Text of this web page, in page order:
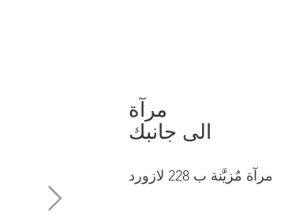
مرآة
الى جانبك
مرآة مُزيَّنة ب 228 لازورد